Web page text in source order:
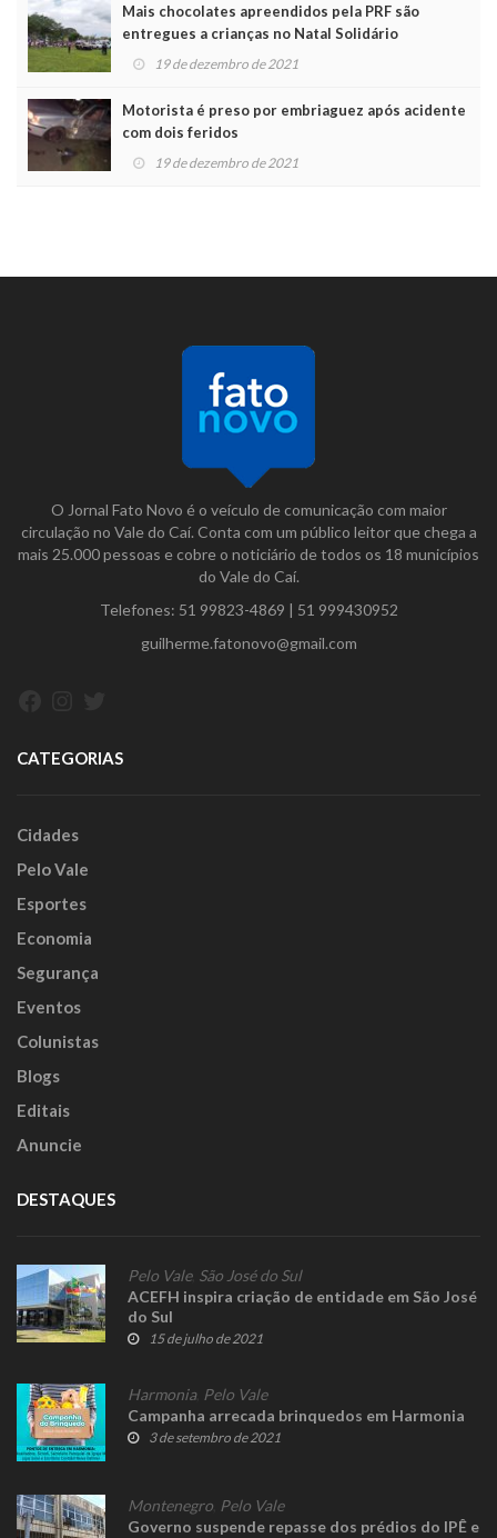
Mais chocolates apreendidos pela PRF são
entregues a crianças no Natal Solidário
19 de dezembro de 2021
Motorista é preso por embriaguez após acidente
com dois feridos
19 de dezembro de 2021
O Jornal Fato Novo é o veículo de comunicação com maior
circulação no Vale do Caí. Conta com um público leitor que chega a
mais 25.000 pessoas e cobre o noticiário de todos os 18 municípios
do Vale do Caí.
Telefones: 51 99823-4869 | 51 999430952
guilherme.fatonovo@gmail.com
CATEGORIAS
Cidades
Pelo Vale
Esportes
Economia
Segurança
Eventos
Colunistas
Blogs
Editais
Anuncie
DESTAQUES
Pelo Vale, São José do Sul
ACEFH inspira criação de entidade em São José
do Sul
15 de julho de 2021
Harmonia, Pelo Vale
Campanha arrecada brinquedos em Harmonia
3 de setembro de 2021
Montenegro Pelo Vale
Governo suspende repasse dos prédios do IPÊ e